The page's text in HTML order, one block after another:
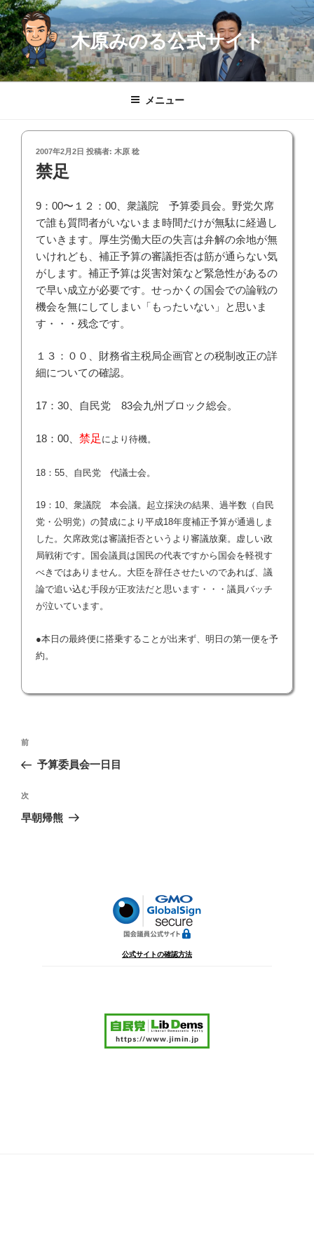
コ
ン
テ
ン
ツ
木原みのる公式サイト
メニュー
投
稿
日:
2007年2月2日 投稿者: 木原 稔
禁足
9：00〜１２：00、衆議院 予算委員会。野党欠席
で誰も質問者がいないまま時間だけが無駄に経過し
ていきます。厚生労働大臣の失言は弁解の余地が無
いけれども、補正予算の審議拒否は筋が通らない気
がします。補正予算は災害対策など緊急性があるの
で早い成立が必要です。せっかくの国会での論戦の
機会を無にしてしまい「もったいない」と思いま
す・・・残念です。
１３：００、財務省主税局企画官との税制改正の詳
細についての確認。
17：30、自民党 83会九州ブロック総会。
18：00、 禁足 により待機。
18：55、自民党 代議士会。
19：10、衆議院 本会議。起立採決の結果、過半数（自民
党・公明党）の賛成により平成18年度補正予算が通過しま
した。欠席政党は審議拒否というより審議放棄。虚しい政
局戦術です。国会議員は国民の代表ですから国会を軽視す
べきではありません。大臣を辞任させたいのであれば、議
論で追い込む手段が正攻法だと思います・・・議員バッチ
が泣いています。
●本日の最終便に搭乗することが出来ず、明日の第一便を予
約。
投
ナ
ビ
ゲ
前
の
稿
前
予算委員会一日目
次
の
次
早朝帰熊
公式サイトの確認方法